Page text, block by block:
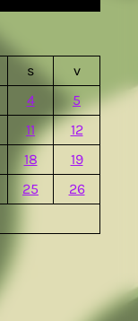
s
v
4
5
11
12
18
19
25
26